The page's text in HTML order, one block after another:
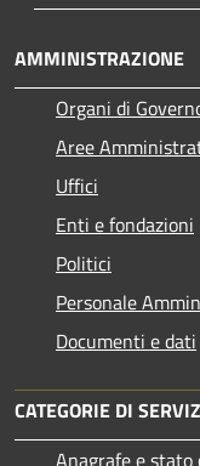
AMMINISTRAZIONE
Organi di
Aree
Uffici
Enti e fondazioni
Politici
Personale
Documenti e dati
CATEGORIE DI
Anagrafe e stato